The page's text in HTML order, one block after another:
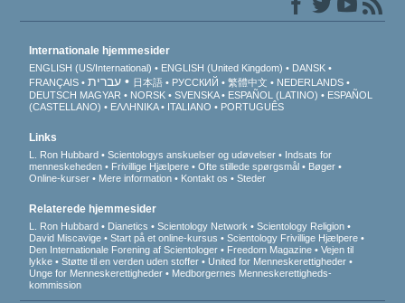
Internationale hjemmesider
ENGLISH (US/International) ENGLISH (United Kingdom)
DANSK
FRANÇAIS
עברית 日本語 РУССКИЙ 繁體中文
NEDERLANDS
DEUTSCH MAGYAR NORSK SVENSKA ESPAÑOL (LATINO)
ESPAÑOL
(CASTELLANO)
ΕΛΛΗΝΙΚA ITALIANO PORTUGUÊS
Links
L. Ron Hubbard Scientologys anskuelser og udøvelser
Indsats for
menneskeheden
Frivillige Hjælpere Ofte stillede spørgsmål
Bøger
Online-kurser
Mere information Kontakt os Steder
Relaterede hjemmesider
L. Ron Hubbard Dianetics Scientology Network
Scientology Religion
David Miscavige
Start på et online-kursus
Scientology Frivillige Hjælpere
Den Internationale Forening af Scientologer
Freedom Magazine
Vejen til
lykke Støtte til en verden uden stoffer
United for Menneskerettigheder
Unge for Menneskerettigheder
Medborgernes Menneskerettigheds­
kommission